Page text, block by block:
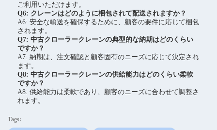
ご利用いただけます。
Q6: クレーンはどのように梱包されて配送されますか？
A6: 安全な輸送を確保するために、顧客の要件に応じて梱包
されます。
Q7: 中古クローラークレーンの典型的な納期はどのくらい
ですか？
A7: 納期は、注文確認と顧客固有のニーズに応じて決定され
ます。
Q8: 中古クローラークレーンの供給能力はどのくらい柔軟
ですか？
A8: 供給能力は柔軟であり、顧客のニーズに合わせて調整さ
れます。
Tags: